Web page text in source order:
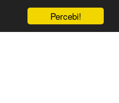
Percebi!